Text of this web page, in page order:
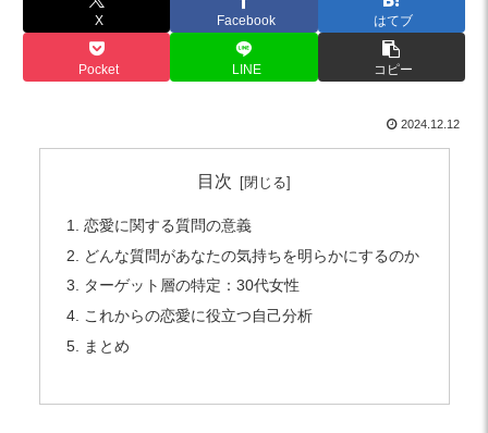
X Facebook はてブ
Pocket LINE コピー
2024.12.12
目次
恋愛に関する質問の意義
どんな質問があなたの気持ちを明らかにするのか
ターゲット層の特定：30代女性
これからの恋愛に役立つ自己分析
まとめ